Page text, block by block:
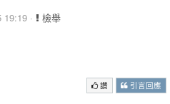
19:19 · 檢舉
讚 引言回應